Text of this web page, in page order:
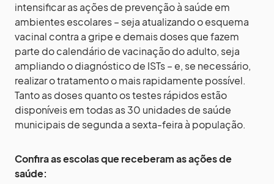
intensificar as ações de prevenção à saúde em
ambientes escolares – seja atualizando o esquema
vacinal contra a gripe e demais doses que fazem
parte do calendário de vacinação do adulto, seja
ampliando o diagnóstico de ISTs – e, se necessário,
realizar o tratamento o mais rapidamente possível.
Tanto as doses quanto os testes rápidos estão
disponíveis em todas as 30 unidades de saúde
municipais de segunda a sexta-feira à população.
Confira as escolas que receberam as ações de
saúde: